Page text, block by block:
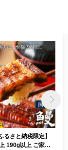
るさと納税限定】
190g以上 ご家庭